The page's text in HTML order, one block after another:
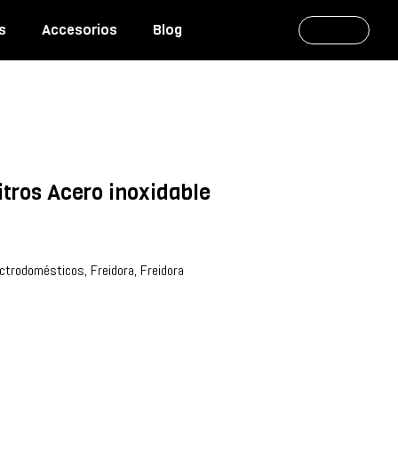
Accesorios Blog
Acero inoxidable
, Freidora, Freidora